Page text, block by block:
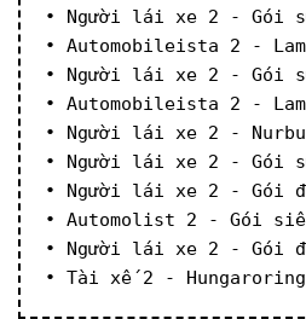
• Người lái xe 2 - Gói
• Automobileista 2 -
• Người lái xe 2 - Gói
• Automobileista 2 -
• Người lái xe 2 -
• Người lái xe 2 - Gói
• Người lái xe 2 - Gói
• Automolist 2 - Gói
• Người lái xe 2 - Gói
• Tài xế 2 - Hungaroring